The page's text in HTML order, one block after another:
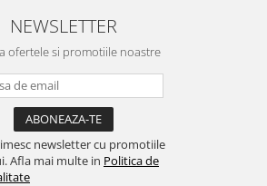
NEWSLETTER
ofertele si promotiile noastre
newsletter cu promotiile
Afla mai multe in Politica de